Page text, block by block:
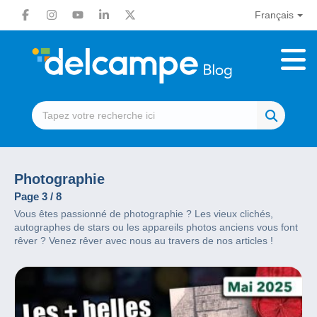
Français
Photographie
Page 3 / 8
Vous êtes passionné de photographie ? Les vieux clichés,
autographes de stars ou les appareils photos anciens vous font
rêver ? Venez rêver avec nous au travers de nos articles !